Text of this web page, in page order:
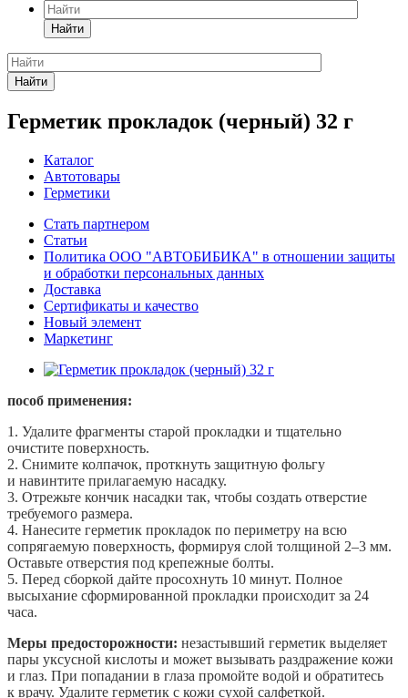
Найти
Найти
Герметик прокладок (черный) 32 г
Каталог
Автотовары
Герметики
Стать партнером
Статьи
Политика ООО "АВТОБИБИКА" в отношении защиты
и обработки персональных данных
Доставка
Сертификаты и качество
Новый элемент
Маркетинг
пособ применения:
1. Удалите фрагменты старой прокладки и тщательно
очистите поверхность.
2. Снимите колпачок, проткнуть защитную фольгу
и навинтите прилагаемую насадку.
3. Отрежьте кончик насадки так, чтобы создать отверстие
требуемого размера.
4. Нанесите герметик прокладок по периметру на всю
сопрягаемую поверхность, формируя слой толщиной 2–3 мм.
Оставьте отверстия под крепежные болты.
5. Перед сборкой дайте просохнуть 10 минут. Полное
высыхание сформированной прокладки происходит за 24
часа.
Меры предосторожности: незастывший герметик выделяет
пары уксусной кислоты и может вызывать раздражение кожи
и глаз. При попадании в глаза промойте водой и обратитесь
к врачу. Удалите герметик с кожи сухой салфеткой.